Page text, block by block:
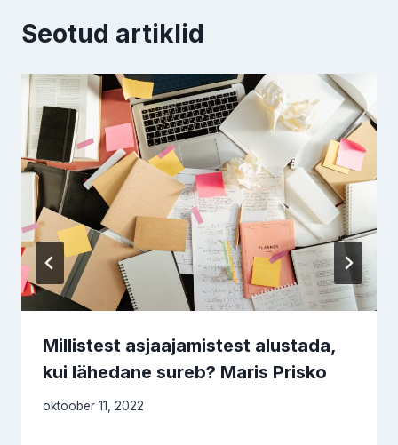
Seotud artiklid
Millistest asjaajamistest alustada,
kui lähedane sureb? Maris Prisko
oktoober 11, 2022